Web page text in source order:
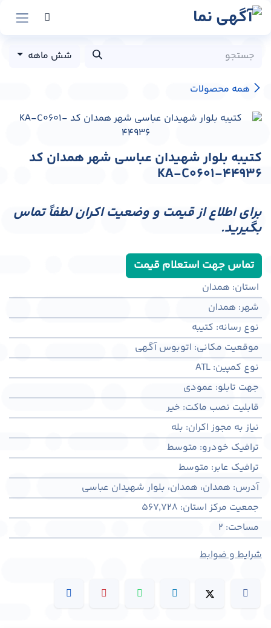
پرش به محتوا
همه محصولات
شش ماهه
کتیبه بلوار شهیدان عباسی شهر همدان کد
KA-C0601-44936
برای اطلاع از قیمت و وضعیت اکران لطفاً تماس
بگیرید.
تماس جهت استعلام قیمت
استان: همدان
شهر: همدان
نوع رسانه: کتیبه
موقعیت مکانی: اتوبوس آگهی
نوع کمپین:
ATL
جهت تابلو: عمودی
قابلیت نصب ماکت: خیر
نیاز به مجوز اکران: بله
ترافیک خودرو: متوسط
ترافیک عابر: متوسط
آدرس: همدان، همدان، بلوار شهیدان عباسی
جمعیت مرکز استان:
567,728
مساحت:
2
شرایط و ضوابط